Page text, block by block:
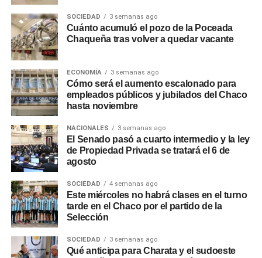
hogar y náutica.
Recomendaciones de
seguridad
Desde la entidad remarcaron que NBCH nunca solicita a
sus clientes realizar simulaciones de préstamos, cambios
de contraseñas, instalación de aplicaciones o
transferencias de dinero, y recomendaron operar siempre
a través de los canales oficiales del banco: elWhatsApp
verificado 3624161290o las redes sociales oficiales de
la entidad.
SOCIEDAD 3 semanas ago
Cuánto acumuló el pozo de la Poceada
Chaqueña tras volver a quedar vacante
ECONOMÍA 3 semanas ago
Cómo será el aumento escalonado para
empleados públicos y jubilados del Chaco
hasta noviembre
NACIONALES 3 semanas ago
El Senado pasó a cuarto intermedio y la ley
de Propiedad Privada se tratará el 6 de
agosto
SOCIEDAD 4 semanas ago
Este miércoles no habrá clases en el turno
tarde en el Chaco por el partido de la
Selección
SOCIEDAD 3 semanas ago
Qué anticipa para Charata y el sudoeste